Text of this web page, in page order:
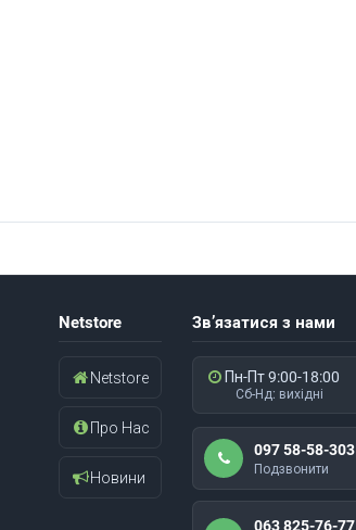
Netstore
Netstore
Про Нас
Новини
Зв’язатися з нами
Пн-Пт 9:00-18:00
Сб-Нд: вихідні
097 58-58-303
Подзвонити
063 825-76-77